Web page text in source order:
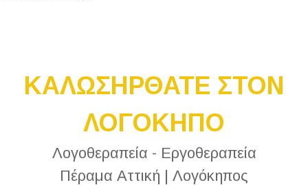
ΚΑΛΩΣΗΡΘΑΤΕ ΣΤΟΝ
ΛΟΓΟΚΗΠΟ
Λογοθεραπεία - Εργοθεραπεία
Πέραμα Αττική | Λογόκηπος